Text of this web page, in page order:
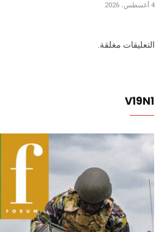
4 أغسطس، 2026
التعليقات مغلقة.
V19N1